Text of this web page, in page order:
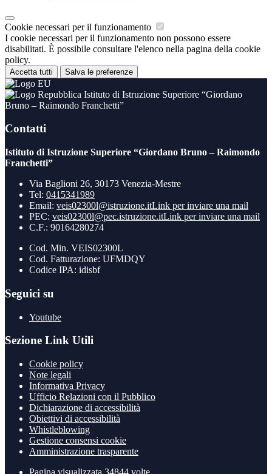
Cookie necessari per il funzionamento
I cookie necessari per il funzionamento non possono essere
disabilitati. È possibile consultare l'elenco nella pagina della cookie
policy.
Accetta tutti Salva le preferenze
Istituto di Istruzione Superiore “Giordano
Bruno – Raimondo Franchetti”
Contatti
Istituto di Istruzione Superiore “Giordano Bruno – Raimondo
Franchetti”
Via Baglioni 26, 30173 Venezia-Mestre
Tel: 0415341989
Email: veis02300l@istruzione.itLink per inviare una mail
PEC: veis02300l@pec.istruzione.itLink per inviare una mail
C.F.: 90164280274
Cod. Min. VEIS02300L
Cod. Fatturazione: UFMDQY
Codice IPA: idisbf
Seguici su
Youtube
Sezione Link Utili
Cookie policy
Note legali
Informativa Privacy
Ufficio Relazioni con il Pubblico
Dichiarazione di accessibilità
Obiettivi di accessibilità
Whistleblowing
Gestione consensi cookie
Amministrazione trasparente
Pagina visualizzata 34844 volte